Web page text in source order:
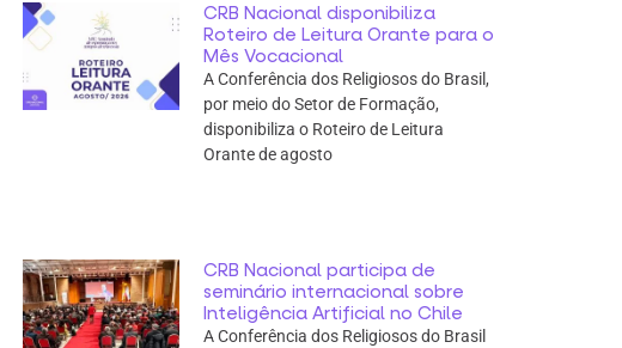
CRB Nacional disponibiliza
Roteiro de Leitura Orante para o
Mês Vocacional
A Conferência dos Religiosos do Brasil,
por meio do Setor de Formação,
disponibiliza o Roteiro de Leitura
Orante de agosto
CRB Nacional participa de
seminário internacional sobre
Inteligência Artificial no Chile
A Conferência dos Religiosos do Brasil